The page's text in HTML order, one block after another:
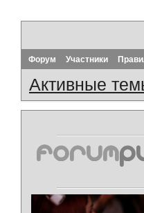
Форум Участники
Активные